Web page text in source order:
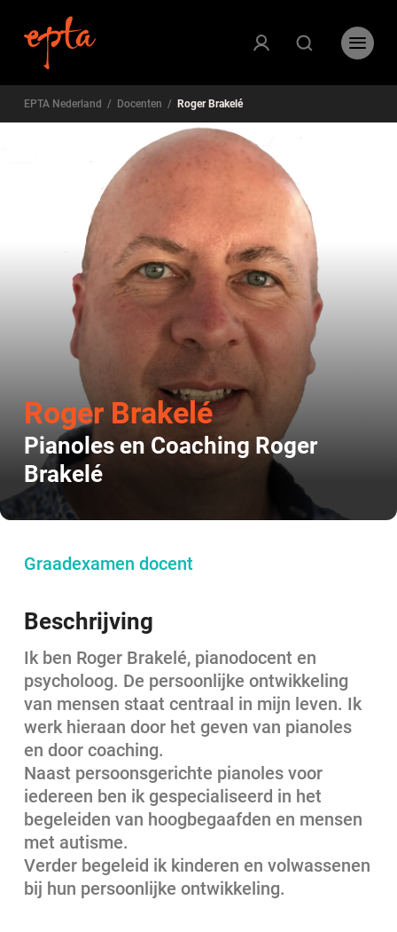
EPTA Nederland / Docenten / Roger Brakelé
Roger Brakelé
Pianoles en Coaching Roger
Brakelé
Graadexamen docent
Beschrijving
Ik ben Roger Brakelé, pianodocent en
psycholoog. De persoonlijke ontwikkeling
van mensen staat centraal in mijn leven. Ik
werk hieraan door het geven van pianoles
en door coaching.
Naast persoonsgerichte pianoles voor
iedereen ben ik gespecialiseerd in het
begeleiden van hoogbegaafden en mensen
met autisme.
Verder begeleid ik kinderen en volwassenen
bij hun persoonlijke ontwikkeling.